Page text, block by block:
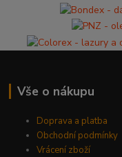
Vše o nákupu
Doprava a platba
Obchodní podmínky
Vrácení zboží